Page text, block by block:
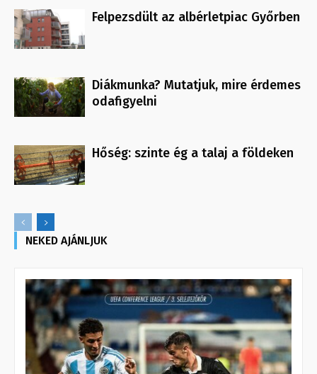
Felpezsdült az albérletpiac Győrben
Diákmunka? Mutatjuk, mire érdemes
odafigyelni
Hőség: szinte ég a talaj a földeken
NEKED AJÁNLJUK